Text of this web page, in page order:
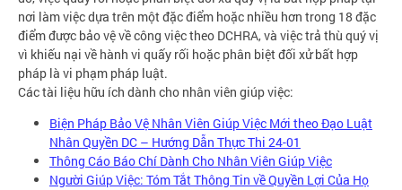
nơi làm việc dựa trên một đặc điểm hoặc nhiều hơn trong 18 đặc
điểm được bảo vệ về công việc theo DCHRA, và việc trả thù quý vị
vì khiếu nại về hành vi quấy rối hoặc phân biệt đối xử bất hợp
pháp là vi phạm pháp luật.
Các tài liệu hữu ích dành cho nhân viên giúp việc:
Biện Pháp Bảo Vệ Nhân Viên Giúp Việc Mới theo Đạo Luật
Nhân Quyền DC – Hướng Dẫn Thực Thi 24-01
Thông Cáo Báo Chí Dành Cho Nhân Viên Giúp Việc
Người Giúp Việc: Tóm Tắt Thông Tin về Quyền Lợi Của Họ